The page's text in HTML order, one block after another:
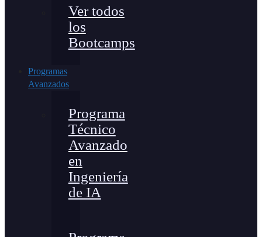
Ver todos
los
Bootcamps
Programas
Avanzados
Programa
Técnico
Avanzado
en
Ingeniería
de IA